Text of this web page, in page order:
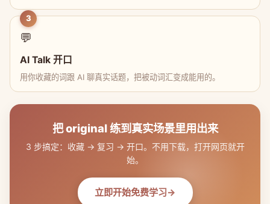
3
💬
AI Talk 开口
用你收藏的词跟 AI 聊真实话题，把被动词汇变成能用的。
把 original 练到真实场景里用出来
3 步搞定：收藏 → 复习 → 开口。不用下载，打开网页就开
始。
立即开始免费学习